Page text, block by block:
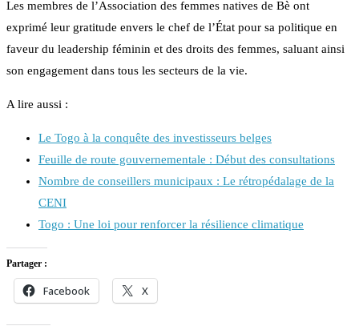
Les membres de l’Association des femmes natives de Bè ont
exprimé leur gratitude envers le chef de l’État pour sa politique en
faveur du leadership féminin et des droits des femmes, saluant ainsi
son engagement dans tous les secteurs de la vie.
A lire aussi :
Le Togo à la conquête des investisseurs belges
Feuille de route gouvernementale : Début des consultations
Nombre de conseillers municipaux : Le rétropédalage de la
CENI
Togo : Une loi pour renforcer la résilience climatique
Partager :
Facebook X